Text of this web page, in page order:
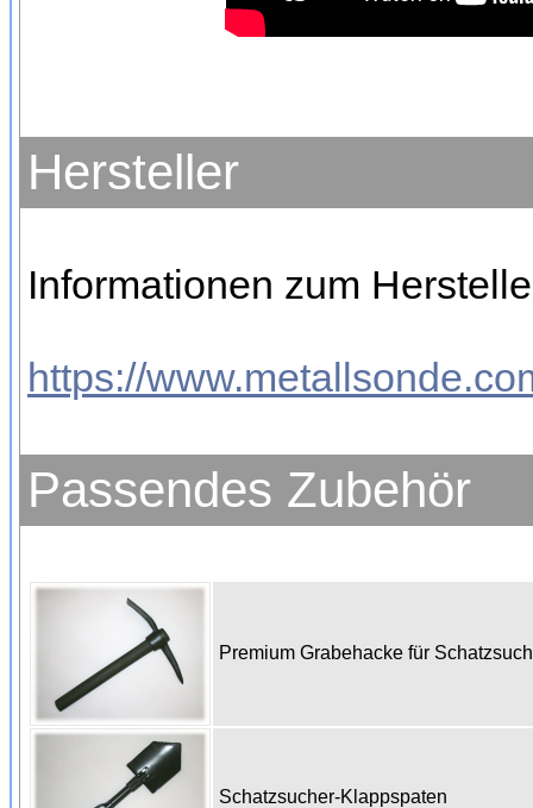
Hersteller
Informationen zum
https://
Passendes Zubehör
Premium Grabehacke für
Schatzsucher-Klappspaten